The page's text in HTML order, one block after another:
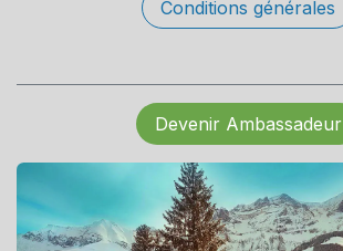
Conditions générales
Devenir Ambassadeur